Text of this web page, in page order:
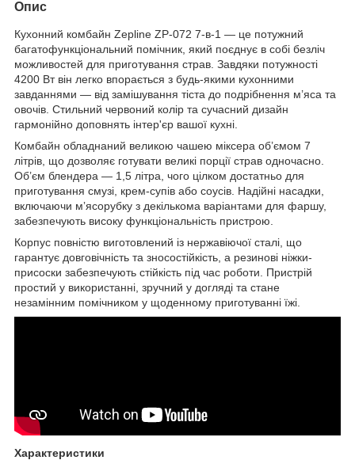
Опис
Кухонний комбайн Zepline ZP-072 7-в-1 — це потужний
багатофункціональний помічник, який поєднує в собі безліч
можливостей для приготування страв. Завдяки потужності
4200 Вт він легко впорається з будь-якими кухонними
завданнями — від замішування тіста до подрібнення м’яса та
овочів. Стильний червоний колір та сучасний дизайн
гармонійно доповнять інтер'єр вашої кухні.
Комбайн обладнаний великою чашею міксера об’ємом 7
літрів, що дозволяє готувати великі порції страв одночасно.
Об’єм блендера — 1,5 літра, чого цілком достатньо для
приготування смузі, крем-супів або соусів. Надійні насадки,
включаючи мʼясорубку з декількома варіантами для фаршу,
забезпечують високу функціональність пристрою.
Корпус повністю виготовлений із нержавіючої сталі, що
гарантує довговічність та зносостійкість, а резинові ніжки-
присоски забезпечують стійкість під час роботи. Пристрій
простий у використанні, зручний у догляді та стане
незамінним помічником у щоденному приготуванні їжі.
Характеристики